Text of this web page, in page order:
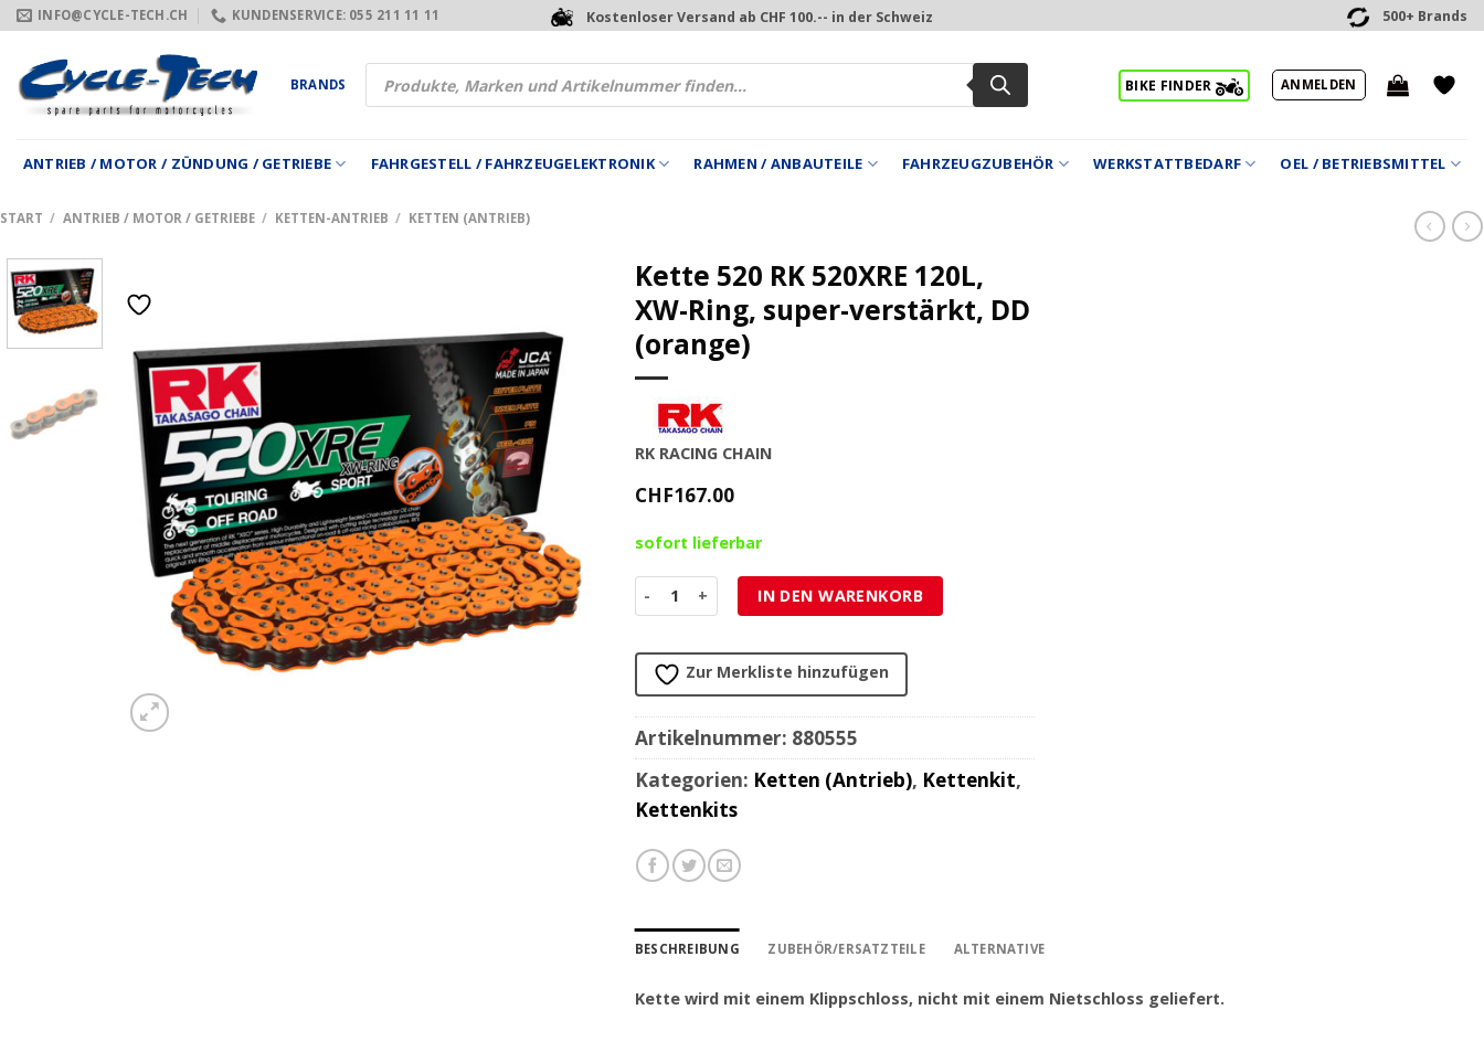
Zum
Inhalt
springen
INFO@CYCLE-TECH.CH KUNDENSERVICE: 055 211 11 11 Kostenloser Versand ab CHF 100.-- in der Schweiz 500+ Brands
BRANDS
Products
search
BIKE FINDER ANMELDEN
ANTRIEB / MOTOR / ZÜNDUNG / GETRIEBE FAHRGESTELL / FAHRZEUGELEKTRONIK RAHMEN / ANBAUTEILE FAHRZEUGZUBEHÖR WERKSTATTBEDARF OEL / BETRIEBSMITTEL
START / ANTRIEB / MOTOR / GETRIEBE / KETTEN-ANTRIEB / KETTEN (ANTRIEB)
Kette 520 RK 520XRE 120L,
XW-Ring, super-verstärkt, DD
(orange)
RK RACING CHAIN
CHF167.00
sofort lieferbar
Kette 520 RK 520XRE 120L, XW-Ring, super-verstärkt, DD (orange) Menge
IN DEN WARENKORB
Zur Merkliste hinzufügen
Artikelnummer: 880555
Kategorien: Ketten (Antrieb), Kettenkit,
Kettenkits
BESCHREIBUNG ZUBEHÖR/ERSATZTEILE ALTERNATIVE
Kette wird mit einem Klippschloss, nicht mit einem Nietschloss geliefert.